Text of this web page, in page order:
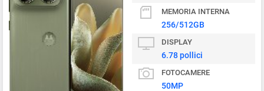
MEMORIA INTERNA
256/512GB
DISPLAY
6.78 pollici
FOTOCAMERE
50MP